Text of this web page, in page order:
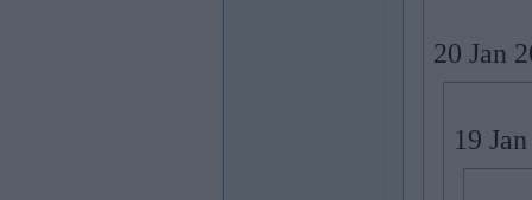
20 Jan
19